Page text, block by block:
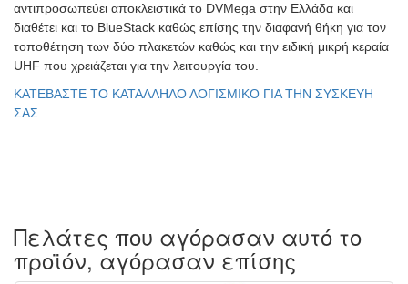
αντιπροσωπεύει αποκλειστικά το DVMega στην Ελλάδα και
διαθέτει και το BlueStack καθώς επίσης την διαφανή θήκη για τον
τοποθέτηση των δύο πλακετών καθώς και την ειδική μικρή κεραία
UHF που χρειάζεται για την λειτουργία του.
ΚΑΤΕΒΑΣΤΕ ΤΟ ΚΑΤΑΛΛΗΛΟ ΛΟΓΙΣΜΙΚΟ ΓΙΑ ΤΗΝ ΣΥΣΚΕΥΗ
ΣΑΣ
Πελάτες που αγόρασαν αυτό το
προϊόν, αγόρασαν επίσης